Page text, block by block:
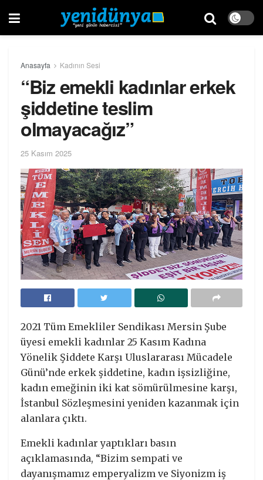
Anasayfa Kadının Sesi
“Biz emekli kadınlar erkek
şiddetine teslim
olmayacağız”
25 Kasım 2025
2021 Tüm Emekliler Sendikası Mersin Şube
üyesi emekli kadınlar 25 Kasım Kadına
Yönelik Şiddete Karşı Uluslararası Mücadele
Günü’nde erkek şiddetine, kadın işsizliğine,
kadın emeğinin iki kat sömürülmesine karşı,
İstanbul Sözleşmesini yeniden kazanmak için
alanlara çıktı.
Emekli kadınlar yaptıkları basın
açıklamasında, “Bizim sempati ve
dayanışmamız emperyalizm ve Siyonizm iş